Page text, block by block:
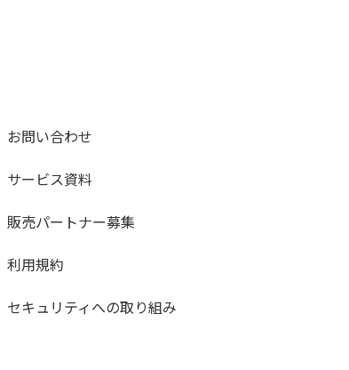
お問い合わせ
サービス資料
販売パートナー募集
利用規約
セキュリティへの取り組み